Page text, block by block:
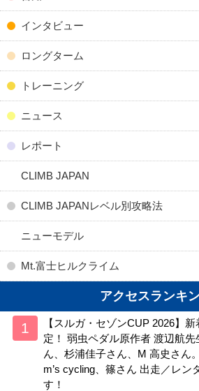
インタビュー
ロングターム
トレーニング
ニュース
レポート
CLIMB JAPAN
CLIMB JAPANレベル別攻略法
ニューモデル
Mt.富士ヒルクライム
アクセスランキ
【スルガ・セゾンCUP 2026】
定！ 弱虫ペダル原作者 渡辺航先
ん、杉浦佳子さん、M 高史さん
m’s cycling、篠さん 出走／レン
す！